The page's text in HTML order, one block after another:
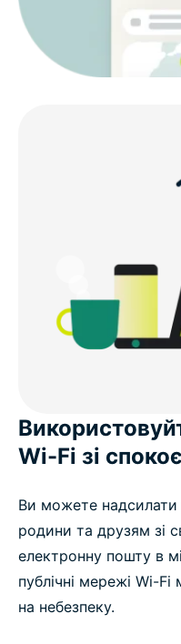
Що Користувачі
Спробуй
Wi-Fi зі
Ви можете надсилати
родини та друзям зі
електронну пошту в
публічні мережі Wi-
на небезпеку.